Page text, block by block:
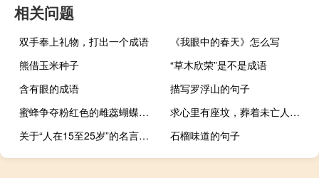
相关问题
双手奉上礼物，打出一个成语
《我眼中的春天》怎么写
熊借玉米种子
“草木欣荣”是不是成语
含有眼的成语
描写罗浮山的句子
蜜蜂争夺粉红色的雌蕊蝴蝶来分享香味，不像垂杨珍惜金色的小束
求心里有座坟，葬着未亡人类似的句子2
关于“人在15至25岁”的名言警句
石榴味道的句子